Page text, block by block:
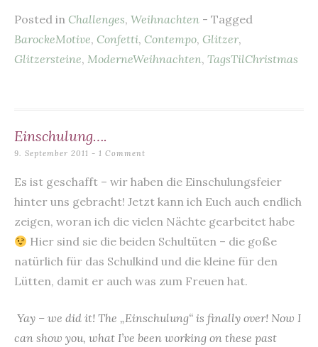
e
b
es
t
l s
A
te
r
n
Posted in Challenges, Weihnachten - Tagged
BarockeMotive, Confetti, Contempo, Glitzer,
Glitzersteine, ModerneWeihnachten, TagsTilChristmas
Einschulung….
9. September 2011 1 Comment
Es ist geschafft – wir haben die Einschulungsfeier
hinter uns gebracht! Jetzt kann ich Euch auch endlich
zeigen, woran ich die vielen Nächte gearbeitet habe
Hier sind sie die beiden Schultüten – die goße
natürlich für das Schulkind und die kleine für den
Lütten, damit er auch was zum Freuen hat.
Yay – we did it! The „Einschulung“ is finally over! Now I
can show you, what I’ve been working on these past